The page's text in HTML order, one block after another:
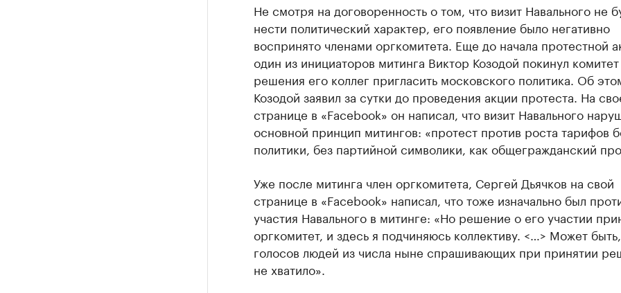
Не смотря на договоренность о том, что визит Навального не
нести политический характер, его появление было негативно
воспринято членами оргкомитета. Еще до начала протестной
один из инициаторов митинга Виктор Козодой покинул комитет
решения его коллег пригласить московского политика. Об
Козодой заявил за сутки до проведения акции протеста. На
странице в «Facebook» он написал, что визит Навального
основной принцип митингов: «протест против роста тарифов
политики, без партийной символики, как общегражданский
Уже после митинга член оргкомитета, Сергей Дьячков на свой
странице в «Facebook» написал, что тоже изначально был
участия Навального в митинге: «Но решение о его участии
оргкомитет, и здесь я подчиняюсь коллективу. <…> Может
голосов людей из числа ныне спрашивающих при принятии
не хватило».